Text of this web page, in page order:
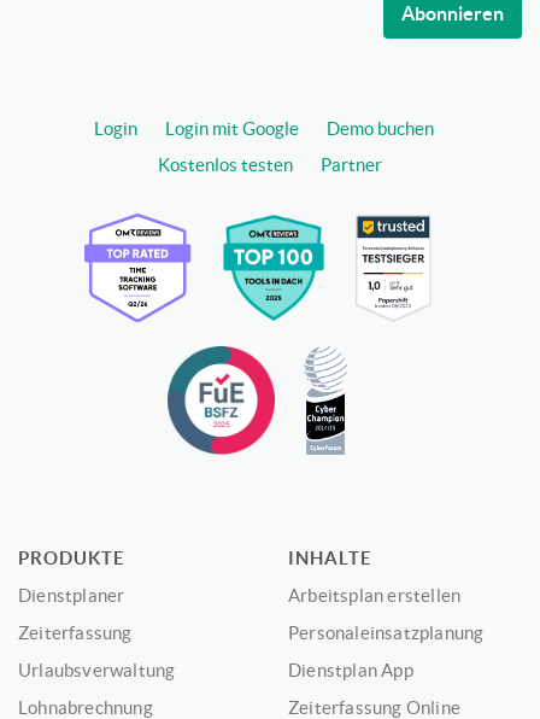
Abonnieren
Login Login mit Google
Demo buchen
Kostenlos testen
Partner
PRODUKTE
Dienstplaner
Zeiterfassung
Urlaubsverwaltung
Lohnabrechnung
INHALTE
Arbeitsplan erstellen
Personaleinsatzplanung
Dienstplan App
Zeiterfassung Online